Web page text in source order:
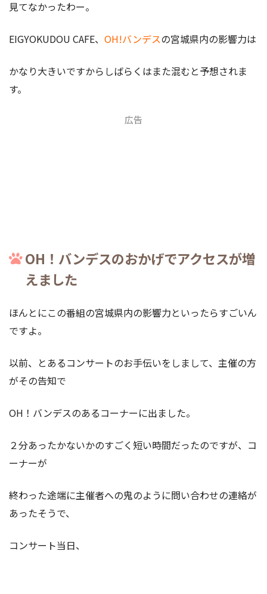
見てなかったわー。
EIGYOKUDOU CAFE、 OH!バンデスの宮城県内の影響力は
かなり大きいですからしばらくはまた混むと予想されま
す。
広告
OH！バンデスのおかげでアクセスが増
えました
ほんとにこの番組の宮城県内の影響力といったらすごいん
ですよ。
以前、とあるコンサートのお手伝いをしまして、主催の方
がその告知で
OH！バンデスのあるコーナーに出ました。
２分あったかないかのすごく短い時間だったのですが、コ
ーナーが
終わった途端に主催者への鬼のように問い合わせの連絡が
あったそうで、
コンサート当日、